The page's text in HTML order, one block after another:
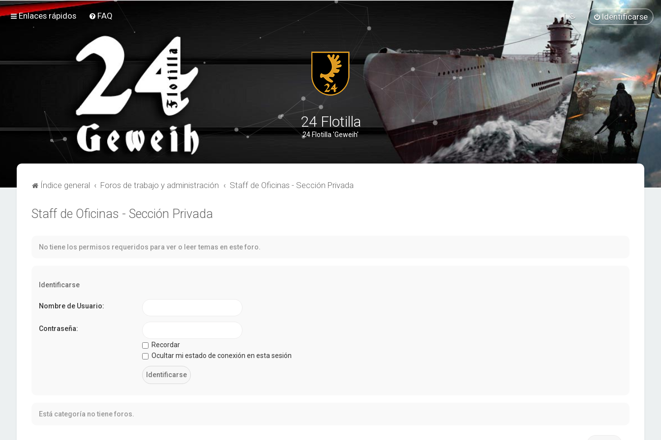
Enlaces rápidos FAQ Identificarse
24 Flotilla
24 Flotilla 'Geweih'
Índice general Foros de trabajo y administración Staff de Oficinas - Sección Privada
Staff de Oficinas - Sección Privada
No tiene los permisos requeridos para ver o leer temas en este foro.
Identificarse
Nombre de Usuario:
Contraseña:
Recordar
Ocultar mi estado de conexión en esta sesión
Está categoría no tiene foros.